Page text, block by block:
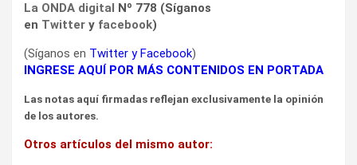
La ONDA digital
Nº 778 (Síganos
en Twitter y facebook)
(Síganos en Twitter y Facebook)
INGRESE AQUÍ POR MÁS CONTENIDOS EN PORTADA
Las notas aquí firmadas reflejan exclusivamente la opinión
de los autores.
Otros artículos del mismo autor: